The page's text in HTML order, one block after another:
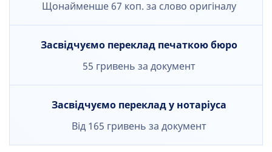
Щонайменше 67 коп. за слово оригіналу
Засвідчуємо переклад печаткою бюро
55 гривень за документ
Засвідчуємо переклад у нотаріуса
Від 165 гривень за документ